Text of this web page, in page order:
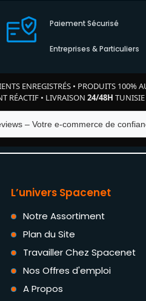
Paiement Sécurisé
Entreprises & Particuliers
ENREGISTRÉS• PRODUITS 100%
RÉACTIF • LIVRAISON 24/48H TUNISIE
– Votre e-commerce de
L’univers Spacenet
Notre Assortiment
Plan du Site
Travailler Chez Spacenet
Nos Offres d'emploi
A Propos